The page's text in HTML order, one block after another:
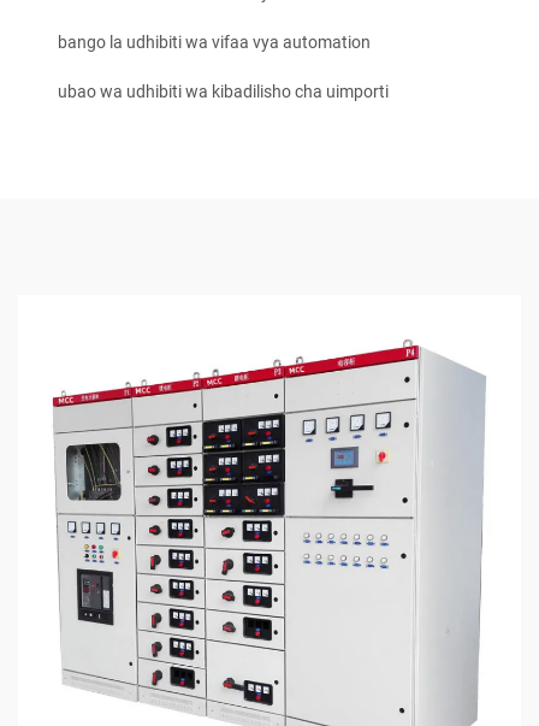
bango la udhibiti wa vifaa vya automation
ubao wa udhibiti wa kibadilisho cha uimporti